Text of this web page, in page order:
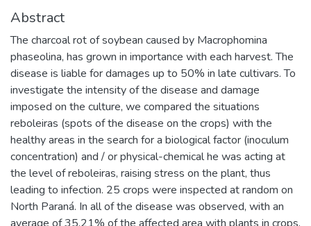
Abstract
The charcoal rot of soybean caused by Macrophomina
phaseolina, has grown in importance with each harvest. The
disease is liable for damages up to 50% in late cultivars. To
investigate the intensity of the disease and damage
imposed on the culture, we compared the situations
reboleiras (spots of the disease on the crops) with the
healthy areas in the search for a biological factor (inoculum
concentration) and / or physical-chemical he was acting at
the level of reboleiras, raising stress on the plant, thus
leading to infection. 25 crops were inspected at random on
North Paraná. In all of the disease was observed, with an